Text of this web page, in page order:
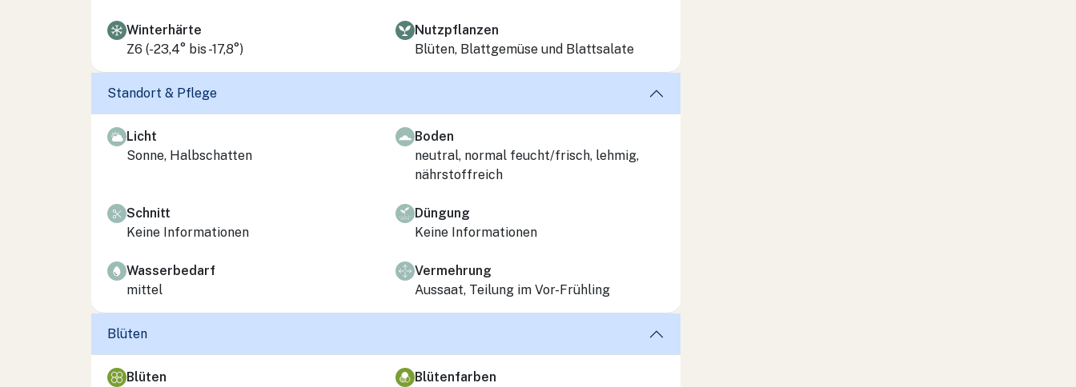
Winterhärte
Z6 (-23,4° bis -17,8°)
Nutzpflanzen
Blüten, Blattgemüse und Blattsalate
Standort & Pflege
Licht
Sonne, Halbschatten
Boden
neutral, normal feucht/frisch, lehmig,
nährstoffreich
Schnitt
Keine Informationen
Düngung
Keine Informationen
Wasserbedarf
mittel
Vermehrung
Aussaat, Teilung im Vor-Frühling
Blüten
Blüten
Blütenfarben